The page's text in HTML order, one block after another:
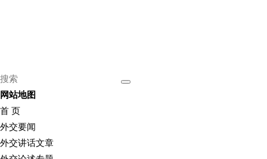
网站地图
首 页
外交要闻
外交讲话文章